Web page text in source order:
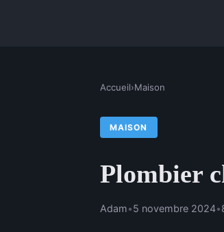
Accueil›Maison
MAISON
Plombier
Adam•5 novembre 2024•